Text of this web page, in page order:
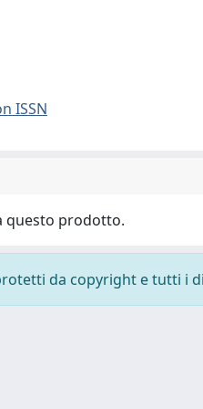
ISSN
questo prodotto.
da copyright e tutti i